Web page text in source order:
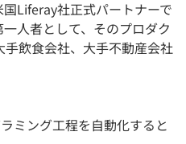
Liferay社正式パートナーで
人者として、そのプロダク
手飲食会社、大手不動産会社
ミング工程を自動化すると